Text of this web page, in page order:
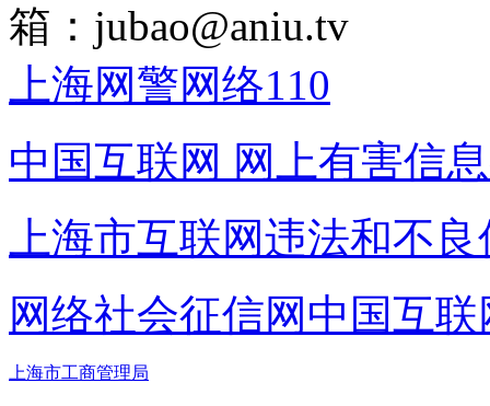
箱： jubao@aniu.tv
上海网警网络110
中国互联网 网上有害信
上海市互联网违法和不
网络社会征信网 中国互
上海市工商管理局